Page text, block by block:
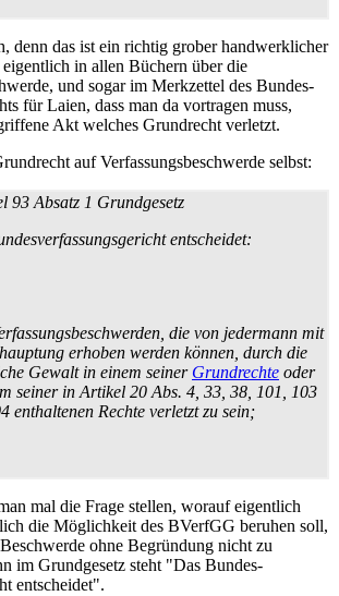
denn das ist ein richtig grober handwerklicher
eigentlich in allen Büchern über die
und sogar im Merkzettel des Bundes­
für Laien, dass man da vortragen muss,
Akt welches Grundrecht verletzt.
auf Verfassungsbeschwerde selbst:
93 Absatz 1 Grundgesetz
entscheidet:
die von jedermann mit
erhoben werden können, durch die
Gewalt in einem seiner Grundrechte oder
seiner in Artikel 20 Abs. 4, 33, 38, 101, 103
enthaltenen Rechte verletzt zu sein;
mal die Frage stellen, worauf eigentlich
die Möglichkeit des BVerfGG beruhen soll,
ohne Begründung nicht zu
im Grundgesetz steht "Das Bundes­
entscheidet".